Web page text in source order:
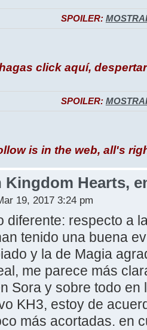
SPOILER:
click aquí,
SPOILER:
is in the web, all's
Kingdom Hearts,
19, 2017 3:24 pm
diferente: respecto a
tenido una buena
y la de Magia
me parece más
Sora y sobre todo
KH3, estoy de
más acortadas. en